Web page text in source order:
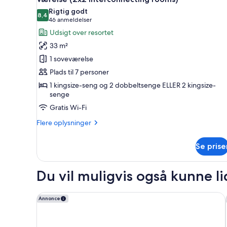
alle
billeder
af
Værelse
(2x2
interconnecting
rooms)
8,48,4 ud af 10
Rigtig godt
46 anmeldelser
(46
anmeldelser)
Udsigt over resortet
33 m²
1 soveværelse
Plads til 7 personer
1 kingsize-seng og 2 dobbeltsenge ELLER 2 kingsize-
senge
Gratis Wi-Fi
Flere oplysninger
Flere
(2x2
rooms)
Se
Du vil muligvis også kunne
Annonce
Dreams Vista Cancun Golf & Spa Resort - All